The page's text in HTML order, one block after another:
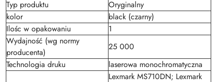
Typ produktu
Oryginalny
kolor
black (czarny)
Ilośc w opakowaniu
1
Wydajność (wg normy
producenta)
25 000
Technologia druku
laserowa monochromatyczna
Lexmark MS710DN; Lexmark